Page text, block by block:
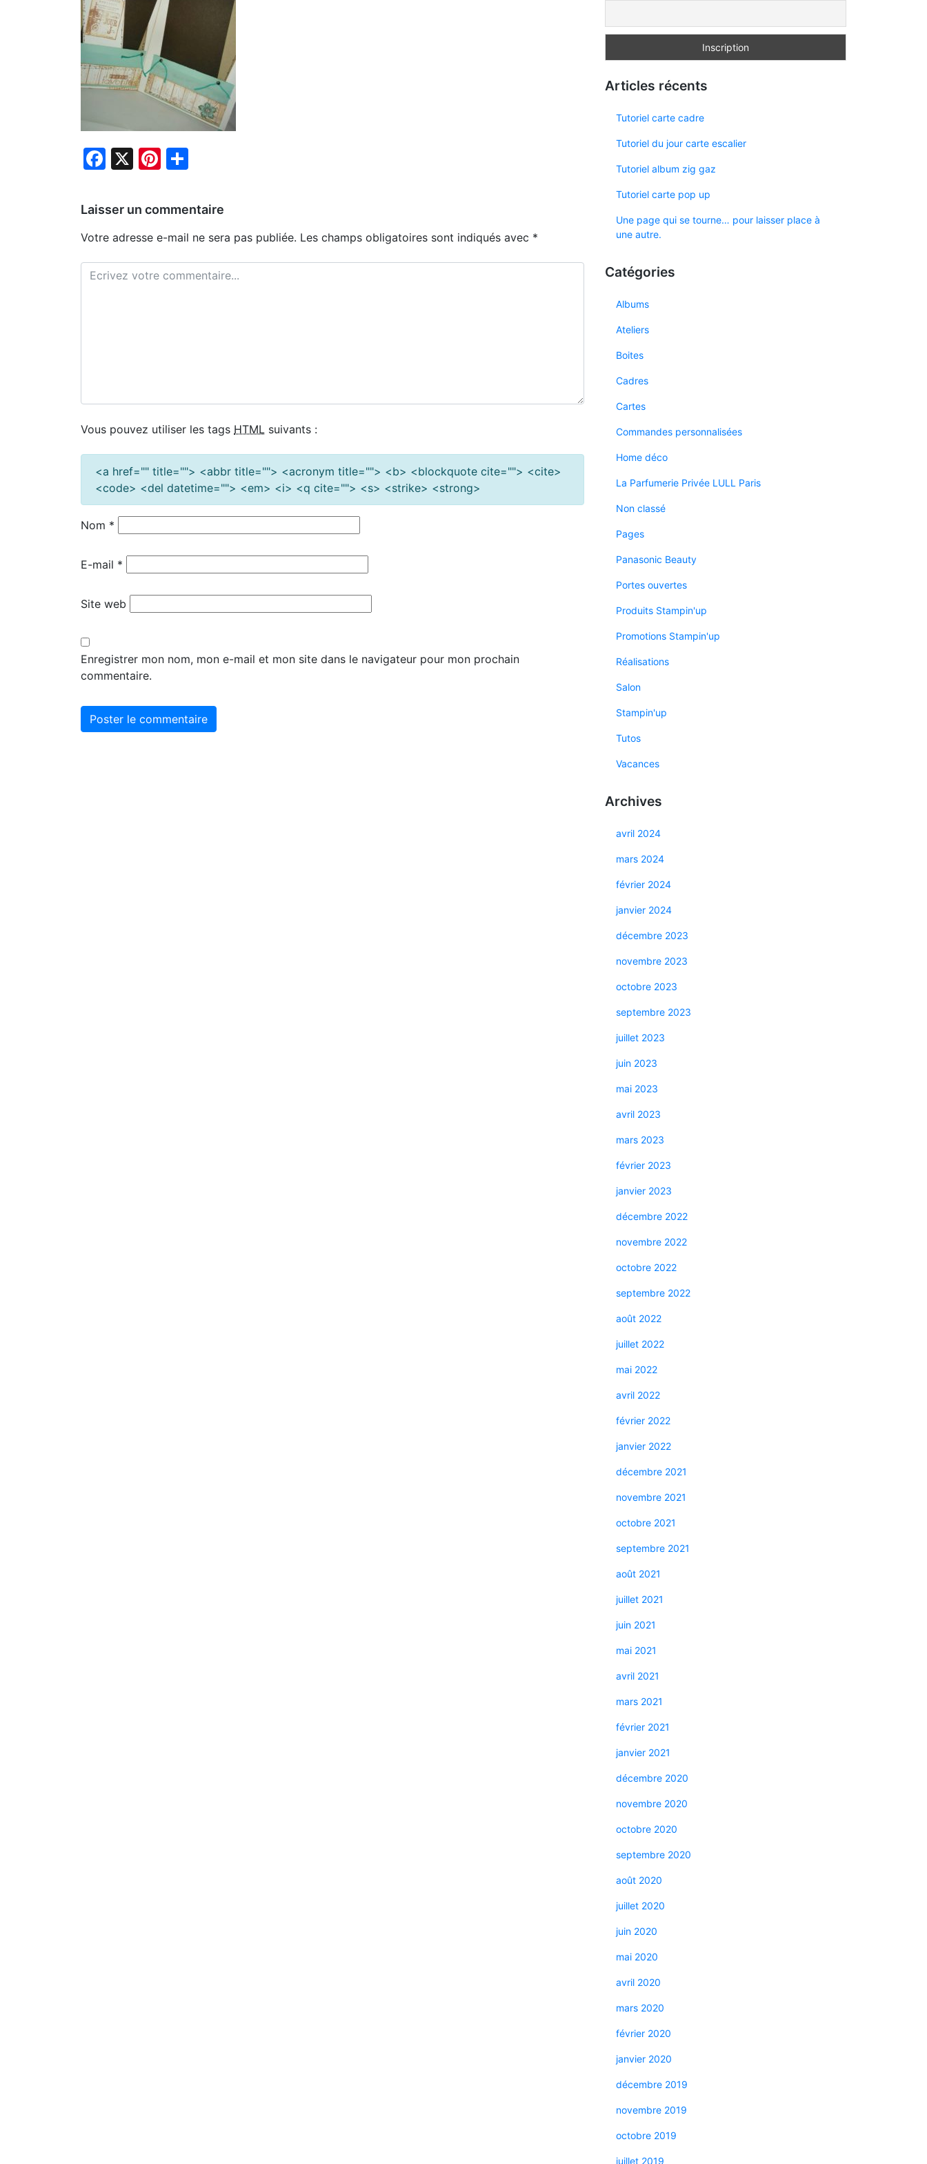
Facebook
X Pinterest
Laisser un commentaire
Votre adresse e-mail ne sera pas publiée. Les champs obligatoires sont indiqués avec *
Vous pouvez utiliser les tags HTML suivants :
<a href="" title=""> <abbr title=""> <acronym title=""> <b> <blockquote cite=""> <cite>
<code> <del datetime=""> <em> <i> <q cite=""> <s> <strike> <strong>
Nom *
E-mail *
Site web
Enregistrer mon nom, mon e-mail et mon site dans le navigateur pour mon prochain
commentaire.
Articles récents
Tutoriel carte cadre
Tutoriel du jour carte escalier
Tutoriel album zig gaz
Tutoriel carte pop up
Une page qui se tourne… pour laisser place à
une autre.
Catégories
Albums
Ateliers
Boites
Cadres
Cartes
Commandes personnalisées
Home déco
La Parfumerie Privée LULL Paris
Non classé
Pages
Panasonic Beauty
Portes ouvertes
Produits Stampin'up
Promotions Stampin'up
Réalisations
Salon
Stampin'up
Tutos
Vacances
Archives
avril 2024
mars 2024
février 2024
janvier 2024
décembre 2023
novembre 2023
octobre 2023
septembre 2023
juillet 2023
juin 2023
mai 2023
avril 2023
mars 2023
février 2023
janvier 2023
décembre 2022
novembre 2022
octobre 2022
septembre 2022
août 2022
juillet 2022
mai 2022
avril 2022
février 2022
janvier 2022
décembre 2021
novembre 2021
octobre 2021
septembre 2021
août 2021
juillet 2021
juin 2021
mai 2021
avril 2021
mars 2021
février 2021
janvier 2021
décembre 2020
novembre 2020
octobre 2020
septembre 2020
août 2020
juillet 2020
juin 2020
mai 2020
avril 2020
mars 2020
février 2020
janvier 2020
décembre 2019
novembre 2019
octobre 2019
juillet 2019